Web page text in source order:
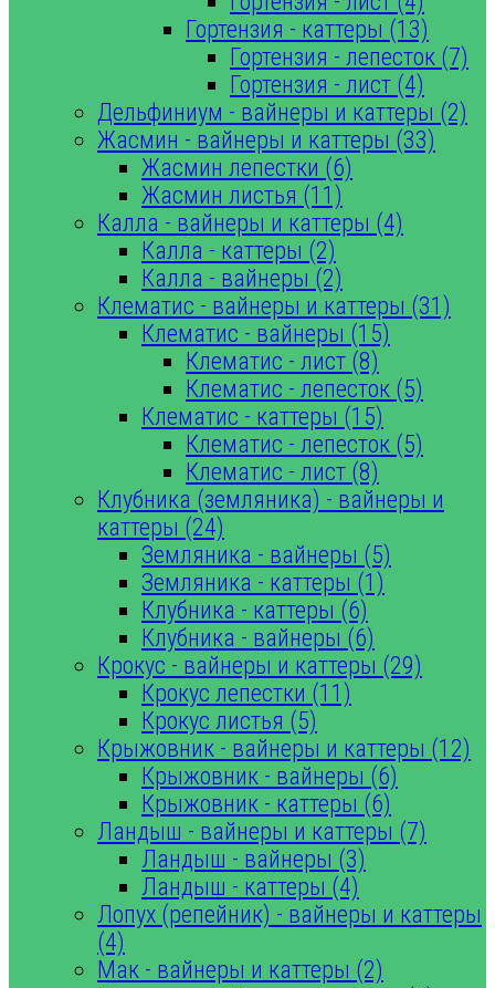
Гортензия - каттеры (13)
Гортензия - лепесток (7)
Гортензия - лист (4)
Дельфиниум - вайнеры и каттеры (2)
Жасмин - вайнеры и каттеры (33)
Жасмин лепестки (6)
Жасмин листья (11)
Калла - вайнеры и каттеры (4)
Калла - каттеры (2)
Калла - вайнеры (2)
Клематис - вайнеры и каттеры (31)
Клематис - вайнеры (15)
Клематис - лист (8)
Клематис - лепесток (5)
Клематис - каттеры (15)
Клематис - лепесток (5)
Клематис - лист (8)
Клубника (земляника) - вайнеры и
каттеры (24)
Земляника - вайнеры (5)
Земляника - каттеры (1)
Клубника - каттеры (6)
Клубника - вайнеры (6)
Крокус - вайнеры и каттеры (29)
Крокус лепестки (11)
Крокус листья (5)
Крыжовник - вайнеры и каттеры (12)
Крыжовник - вайнеры (6)
Крыжовник - каттеры (6)
Ландыш - вайнеры и каттеры (7)
Ландыш - вайнеры (3)
Ландыш - каттеры (4)
Лопух (репейник) - вайнеры и каттеры
(4)
Мак - вайнеры и каттеры (2)